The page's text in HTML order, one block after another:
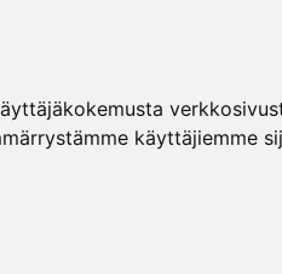
käyttäjiemme